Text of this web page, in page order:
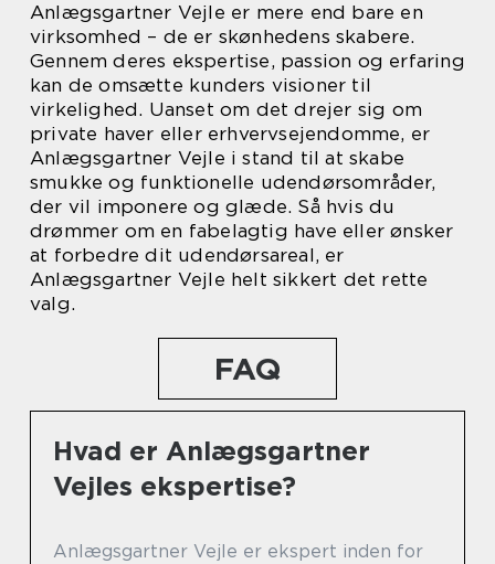
Anlægsgartner Vejle er mere end bare en
virksomhed – de er skønhedens skabere.
Gennem deres ekspertise, passion og erfaring
kan de omsætte kunders visioner til
virkelighed. Uanset om det drejer sig om
private haver eller erhvervsejendomme, er
Anlægsgartner Vejle i stand til at skabe
smukke og funktionelle udendørsområder,
der vil imponere og glæde. Så hvis du
drømmer om en fabelagtig have eller ønsker
at forbedre dit udendørsareal, er
Anlægsgartner Vejle helt sikkert det rette
valg.
FAQ
Hvad er Anlægsgartner
Vejles ekspertise?
Anlægsgartner Vejle er ekspert inden for